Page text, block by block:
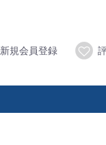
新規会員登録